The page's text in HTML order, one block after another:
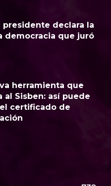
presidente declara la
democracia que juró
herramienta que
al Sisben: así puede
certificado de